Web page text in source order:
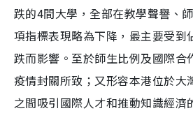
跌的4間大學，全部在教學聲譽、
項指標表現略為下降，最主要受到
跌而影響。至於師生比例及國際合
疫情封關所致；又形容本港位於大
之間吸引國際人才和推動知識經濟